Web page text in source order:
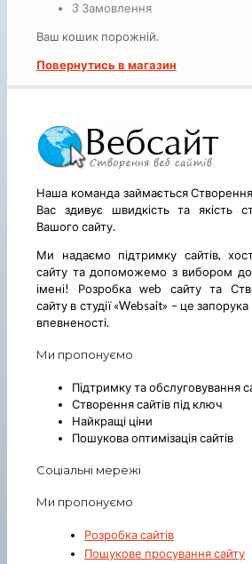
3 Замовлення
Ваш кошик порожній.
Повернутись в магазин
Наша команда займається
Вас здивує швидкість та якість
Вашого сайту.
Ми надаємо підтримку сайтів,
сайту та допоможемо з вибором
імені! Розробка web сайту та
сайту в студії «Websait» – це запорука
впевненості.
Ми пропонуємо
Підтримку та обслуговування
Створення сайтів під ключ
Найкращі ціни
Пошукова оптимізація сайтів
Соціальні мережі
Ми пропонуємо
Розробка сайтів
Пошукове просування сайту